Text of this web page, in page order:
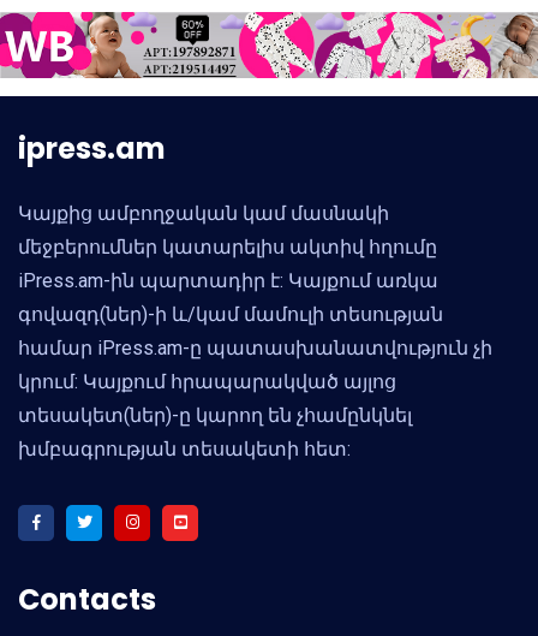
ipress.am
Կայքից ամբողջական կամ մասնակի
մեջբերումներ կատարելիս ակտիվ հղումը
iPress.am-ին պարտադիր է: Կայքում առկա
գովազդ(ներ)-ի և/կամ մամուլի տեսության
համար iPress.am-ը պատասխանատվություն չի
կրում: Կայքում հրապարակված այլոց
տեսակետ(ներ)-ը կարող են չհամընկնել
խմբագրության տեսակետի հետ:
Contacts